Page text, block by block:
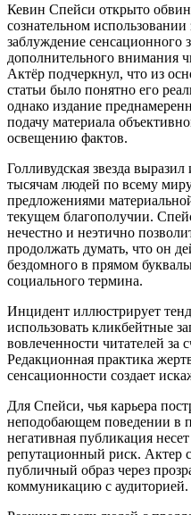
Кевин Спейси открыто
сознательном
заблуждение сенсационного
дополнительного внимания
Актёр подчеркнул, что из
статьи было понятно его
однако издание
подачу материала
освещению фактов.
Голливудская звезда
тысячам людей по всему
предложениями
текущем благополучии.
нечестно и неэтично
продолжать думать, что он
бездомного в прямом
социального термина.
Инцидент иллюстрирует
использовать кликбейтные
вовлеченности читателей за
Редакционная практика
сенсационности создает
Для Спейси, чья карьера
неподобающем поведении в
негативная публикация
репутационный риск. Актер
публичный образ через
коммуникацию с аудиторией.